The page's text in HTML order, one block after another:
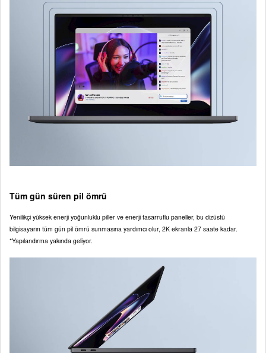
Tüm gün süren pil ömrü
Yenilikçi yüksek enerji yoğunluklu piller ve enerji tasarruflu paneller, bu dizüstü
bilgisayarın tüm gün pil ömrü sunmasına yardımcı olur, 2K ekranla 27 saate kadar.
*Yapılandırma yakında geliyor.